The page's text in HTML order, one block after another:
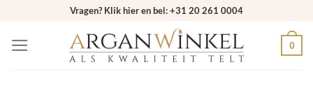
inhoud
Vragen? Klik hier en bel: +31 20 261 0004
0